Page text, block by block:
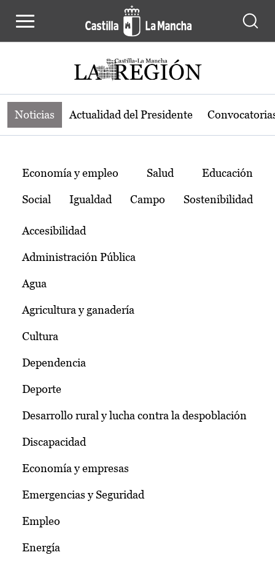
Noticias de la región de Castilla-La
Noticias Actualidad del Presidente
Temas
Economía y empleo Salud Educación
Social Igualdad Campo Sostenibilidad
Accesibilidad
Administración Pública
Agua
Agricultura y ganadería
Cultura
Dependencia
Deporte
Desarrollo rural y lucha contra la despoblación
Discapacidad
Economía y empresas
Emergencias y Seguridad
Empleo
Energía